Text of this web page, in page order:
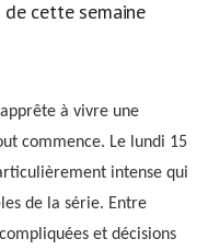
cette semaine
à vivre une
commence. Le lundi 15
intense qui
de la série. Entre
et décisions